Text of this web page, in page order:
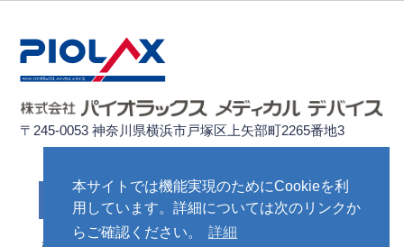
本サイトでは機能実現のためにCookieを利
用しています。詳細については次のリンクか
らご確認ください。
詳細
〒245-0053 神奈川県横浜市戸塚区上矢部町2265番地3
お問い合わせ先